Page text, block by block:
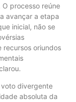
processo reúne
avançar a etapa
inicial, não se
recursos oriundos
voto divergente
absoluta da